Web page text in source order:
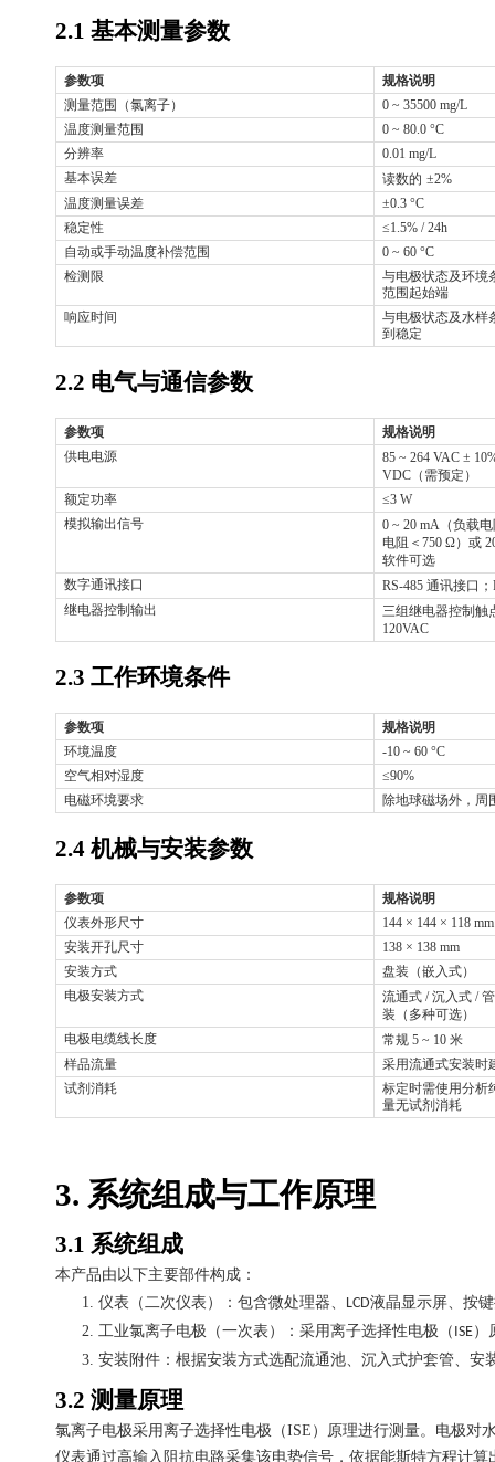
2.1 基本测量参数
参数项
规格说明
测量范围（氯离子）
0 ~ 35500 mg/L
温度测量范围
0 ~ 80.0 °C
分辨率
0.01 mg/L
基本误差
读数的 ±2%
温度测量误差
±0.3 °C
稳定性
≤1.5% / 24h
自动或手动温度补偿范围
0 ~ 60 °C
检测限
与电极状态及环境
范围起始端
响应时间
与电极状态及水样
到稳定
2.2 电气与通信参数
参数项
规格说明
供电电源
85 ~ 264 VAC ±
VDC （需预定）
额定功率
≤3 W
模拟输出信号
0 ~ 20 mA （负载
电阻＜ 750 Ω）或
软件可选
数字通讯接口
RS-485 通讯接口；
继电器控制输出
三组继电器控制触
120VAC
2.3 工作环境条件
参数项
规格说明
环境温度
-10 ~ 60 °C
空气相对湿度
≤90%
电磁环境要求
除地球磁场外，周
2.4 机械与安装参数
参数项
规格说明
仪表外形尺寸
144 × 144 × 118 mm
安装开孔尺寸
138 × 138 mm
安装方式
盘装（嵌入式）
电极安装方式
流通式 /沉入式 /
装（多种可选）
电极电缆线长度
常规 5 ~ 10 米
样品流量
采用流通式安装时
试剂消耗
标定时需使用分析
量无试剂消耗
3. 系统组成与工作原理
3.1 系统组成
本产品由以下主要部件构成：
1. 仪表（二次仪表）：包含微处理器、 LCD液晶显示屏、按
2. 工业氯离子电极（一次表）：采用离子选择性电极（ ISE）
3. 安装附件：根据安装方式选配流通池、沉入式护套管、安
3.2 测量原理
氯离子电极采用离子选择性电极（ISE ）原理进行测量。电极对
仪表通过高输入阻抗电路采集该电势信号，依据能斯特方程计